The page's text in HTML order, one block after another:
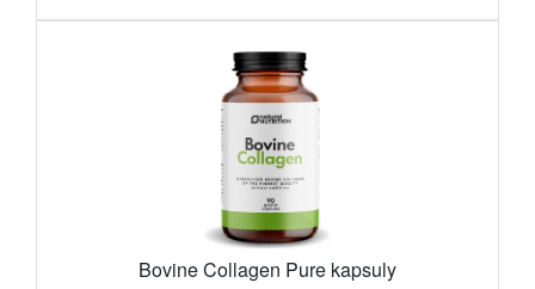
Bovine Collagen Pure kapsuly